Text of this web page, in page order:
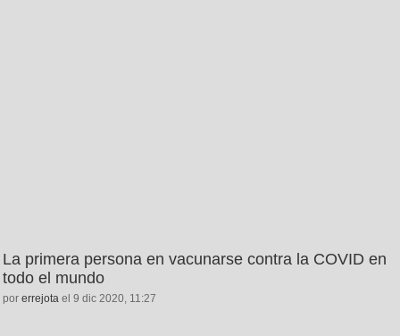
La primera persona en vacunarse contra la COVID en
todo el mundo
por errejota el 9 dic 2020, 11:27